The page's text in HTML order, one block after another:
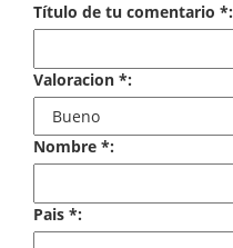
Guerra Civil Española
Historia
Infantil y juvenil
Título de tu comentario *:
Valoracion *:
Nombre *:
Pais *: